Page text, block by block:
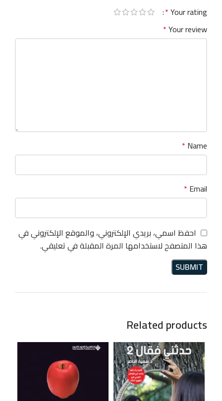
Your rating
*
Your review
*
Name
*
Email
*
احفظ اسمي، بريدي الإلكتروني، والموقع الإلكتروني في
هذا المتصفح لاستخدامها المرة المقبلة في تعليقي.
Related products